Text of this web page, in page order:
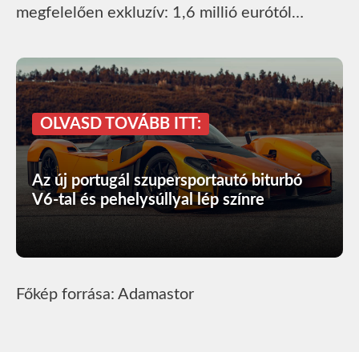
megfelelően exkluzív: 1,6 millió eurótól…
OLVASD TOVÁBB ITT:
Az új portugál szupersportautó biturbó
V6-tal és pehelysúllyal lép színre
Főkép forrása: Adamastor